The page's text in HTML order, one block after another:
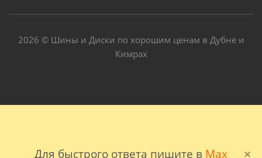
Для быстрого ответа пишите в Max
2026 © Шины и Диски по хорошим ценам в Дубне и
Кимрах